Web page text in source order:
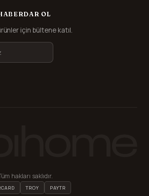
OL
için bültene katıl.
hakları saklıdır.
TROY PAYTR